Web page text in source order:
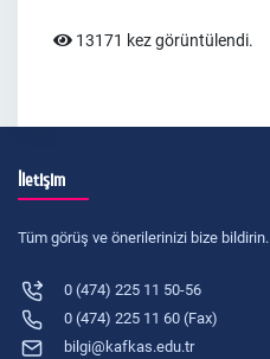
13171 kez görüntülendi.
İletişim
Tüm görüş ve önerilerinizi bize bildirin.
0 (474) 225 11 50-56
0 (474) 225 11 60 (Fax)
bilgi@kafkas.edu.tr